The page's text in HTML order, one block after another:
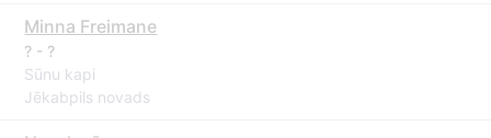
Minna Freimane
? - ?
Sūnu kapi
Jēkabpils novads